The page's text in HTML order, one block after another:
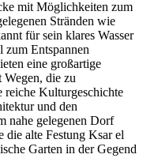
mit Möglichkeiten zum
Stränden wie
für sein klares Wasser
zum Entspannen
eine großartige
die zu
reiche Kulturgeschichte
und den
nahe gelegenen Dorf
die alte Festung Ksar el
Garten in der Gegend